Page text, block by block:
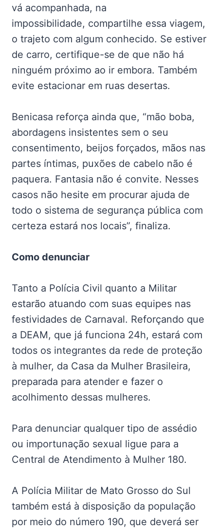
vá acompanhada, na
impossibilidade, compartilhe essa viagem,
o trajeto com algum conhecido. Se estiver
de carro, certifique-se de que não há
ninguém próximo ao ir embora. Também
evite estacionar em ruas desertas.
Benicasa reforça ainda que, “mão boba,
abordagens insistentes sem o seu
consentimento, beijos forçados, mãos nas
partes íntimas, puxões de cabelo não é
paquera. Fantasia não é convite. Nesses
casos não hesite em procurar ajuda de
todo o sistema de segurança pública com
certeza estará nos locais”, finaliza.
Como denunciar
Tanto a Polícia Civil quanto a Militar
estarão atuando com suas equipes nas
festividades de Carnaval. Reforçando que
a DEAM, que já funciona 24h, estará com
todos os integrantes da rede de proteção
à mulher, da Casa da Mulher Brasileira,
preparada para atender e fazer o
acolhimento dessas mulheres.
Para denunciar qualquer tipo de assédio
ou importunação sexual ligue para a
Central de Atendimento à Mulher 180.
A Polícia Militar de Mato Grosso do Sul
também está à disposição da população
por meio do número 190, que deverá ser